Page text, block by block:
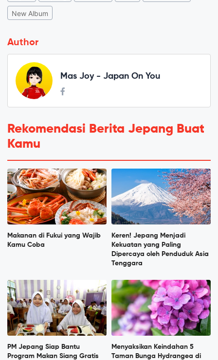
New Album
Author
Mas Joy - Japan On You
Rekomendasi Berita Jepang Buat
Kamu
Makanan di Fukui yang Wajib
Kamu Coba
Keren! Jepang Menjadi
Kekuatan yang Paling
Dipercaya oleh Penduduk Asia
Tenggara
PM Jepang Siap Bantu
Program Makan Siang Gratis
Menyaksikan Keindahan 5
Taman Bunga Hydrangea di